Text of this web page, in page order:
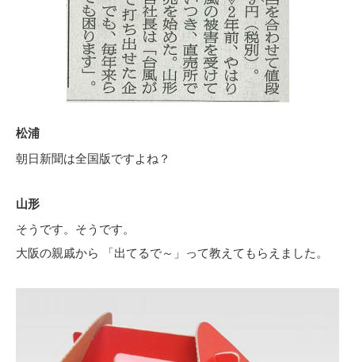
松浦
朝日新聞は全国版ですよね？
山形
そうです。そうです。
大阪の親戚から 「出てるで～」って教えてもらえました。